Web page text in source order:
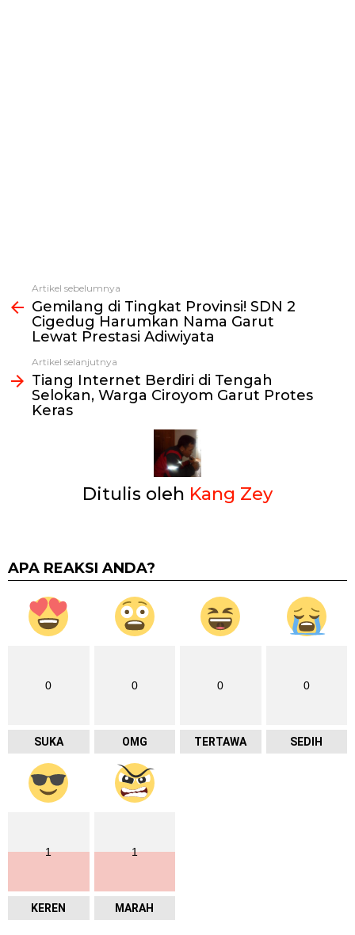
Lihat
selengkapnya
Artikel sebelumnya
Gemilang di Tingkat Provinsi! SDN 2
Cigedug Harumkan Nama Garut
Lewat Prestasi Adiwiyata
Artikel selanjutnya
Tiang Internet Berdiri di Tengah
Selokan, Warga Ciroyom Garut Protes
Keras
Ditulis oleh Kang Zey
APA REAKSI ANDA?
0
SUKA
0
OMG
0
TERTAWA
0
SEDIH
1
KEREN
1
MARAH